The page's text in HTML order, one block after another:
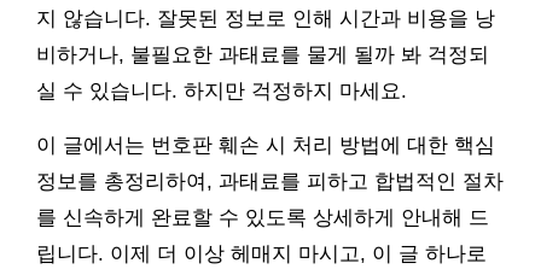
지 않습니다. 잘못된 정보로 인해 시간과 비용을 낭
비하거나, 불필요한 과태료를 물게 될까 봐 걱정되
실 수 있습니다. 하지만 걱정하지 마세요.
이 글에서는 번호판 훼손 시 처리 방법에 대한 핵심
정보를 총정리하여, 과태료를 피하고 합법적인 절차
를 신속하게 완료할 수 있도록 상세하게 안내해 드
립니다. 이제 더 이상 헤매지 마시고, 이 글 하나로